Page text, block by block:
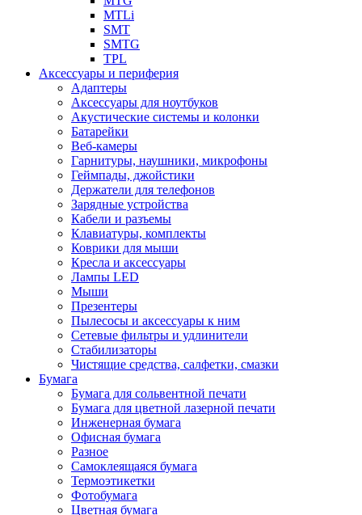
MTLi
SMT
SMTG
TPL
Аксессуары и периферия
Адаптеры
Аксессуары для ноутбуков
Акустические системы и колонки
Батарейки
Веб-камеры
Гарнитуры, наушники, микрофоны
Геймпады, джойстики
Держатели для телефонов
Зарядные устройства
Кабели и разъемы
Клавиатуры, комплекты
Коврики для мыши
Кресла и аксессуары
Лампы LED
Мыши
Презентеры
Пылесосы и аксессуары к ним
Сетевые фильтры и удлинители
Стабилизаторы
Чистящие средства, салфетки, смазки
Бумага
Бумага для сольвентной печати
Бумага для цветной лазерной печати
Инженерная бумага
Офисная бумага
Разное
Самоклеящаяся бумага
Термоэтикетки
Фотобумага
Цветная бумага